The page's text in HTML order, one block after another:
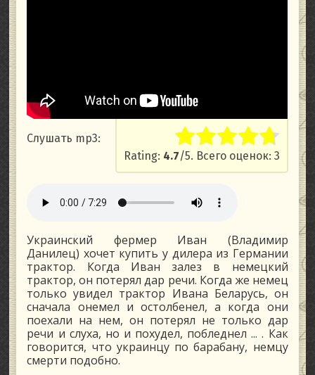
Rate this item:
Submit
Rating: 4.7/5. Всего оценок: 3
Слушать mp3:
Украинский фермер Иван (Владимир
Данилец) хочет купить у дилера из Германии
трактор. Когда Иван залез в немецкий
трактор, он потерял дар речи. Когда же немец
только увидел трактор Ивана Беларусь, он
сначала онемел и остолбенел, а когда они
поехали на нем, он потерял не только дар
речи и слуха, но и похудел, побледнел ... . Как
говорится, что украинцу по барабану, немцу
смерти подобно.